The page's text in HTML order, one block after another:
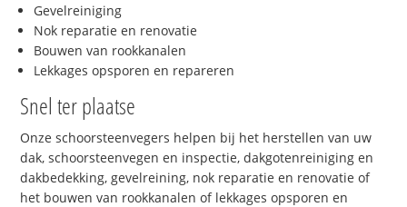
Gevelreiniging
Nok reparatie en renovatie
Bouwen van rookkanalen
Lekkages opsporen en repareren
Snel ter plaatse
Onze schoorsteenvegers helpen bij het herstellen van uw
dak, schoorsteenvegen en inspectie, dakgotenreiniging en
dakbedekking, gevelreining, nok reparatie en renovatie of
het bouwen van rookkanalen of lekkages opsporen en